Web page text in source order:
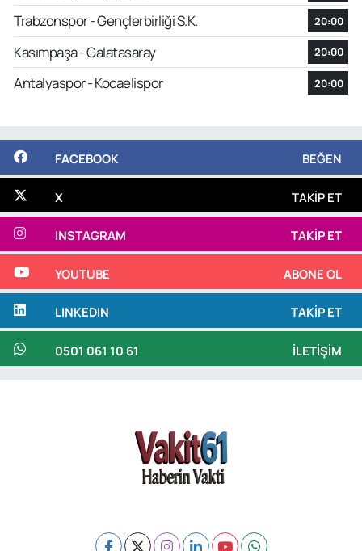
Trabzonspor - Gençlerbirliği S.K. 20:00
Kasımpaşa - Galatasaray 20:00
Antalyaspor - Kocaelispor 20:00
FACEBOOK BEĞEN
X TAKIP ET
INSTAGRAM TAKIP ET
YOUTUBE ABONE OL
LINKEDIN TAKIP ET
0501 061 10 61 İLETIŞIM